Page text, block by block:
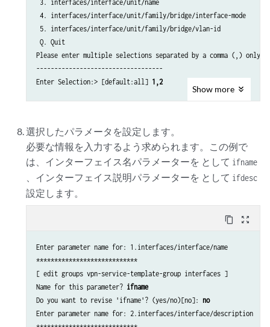
3. interfaces/interface/unit/name
4. interfaces/interface/unit/family/bridge/interface-mode
5. interfaces/interface/unit/family/bridge/vlan-id
Q. Quit
Please enter multiple selections separated by a comma (,) only.
-----------------------------------
Enter Selection:> [default:all] 1,2
Show more
選択したパラメータを設定します。
必要な情報を入力するよう求められます。この例で
は、インターフェイス名パラメーターを として ifname
、インターフェイス説明パラメーターを として ifdesc
設定します。
content_copy zoom_out_map
Enter parameter name for: 1.interfaces/interface/name
****************************
[ edit groups vpn-service-template-group interfaces ]
Name for this parameter? ifname
Do you want to revise 'ifname'? (yes/no)[no]: no
Enter parameter name for: 2.interfaces/interface/description